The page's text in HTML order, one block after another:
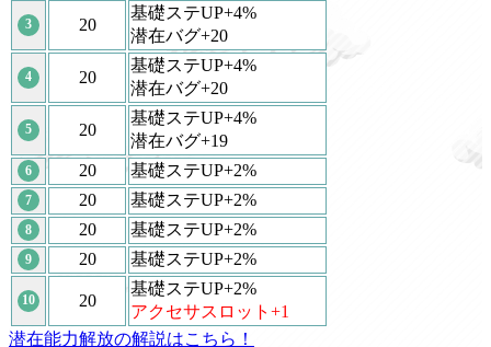
3 20
基礎ステUP+4%
潜在バグ+20
4 20
基礎ステUP+4%
潜在バグ+20
5 20
基礎ステUP+4%
潜在バグ+19
6 20 基礎ステUP+2%
7 20 基礎ステUP+2%
8 20 基礎ステUP+2%
9 20 基礎ステUP+2%
10 20
基礎ステUP+2%
アクセサスロット+1
潜在能力解放の解説はこちら！